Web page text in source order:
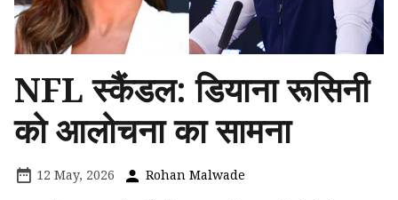
NFL स्कैंडल: डियाना रूसिनी
को आलोचना का सामना
12 May, 2026 Rohan Malwade